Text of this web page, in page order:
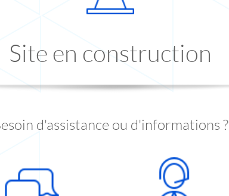
Site en construction
d'assistance ou d'informations ?